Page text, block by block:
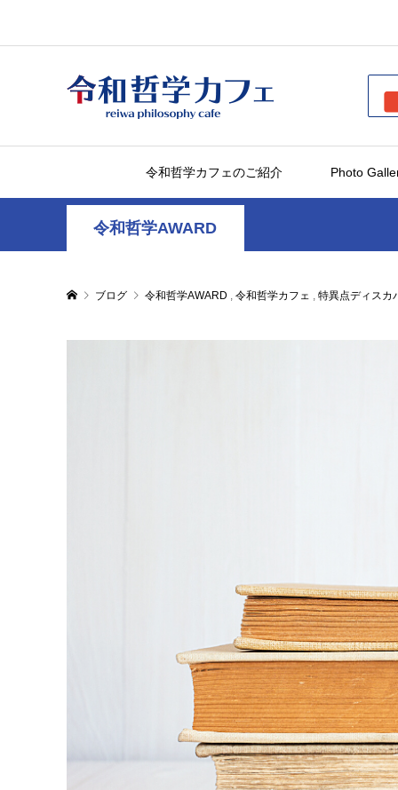
令和哲学カフェのご紹介 Photo
令和哲学AWARD
ブログ 令和哲学AWARD , 令和哲学カフェ , 特異点ディスカ